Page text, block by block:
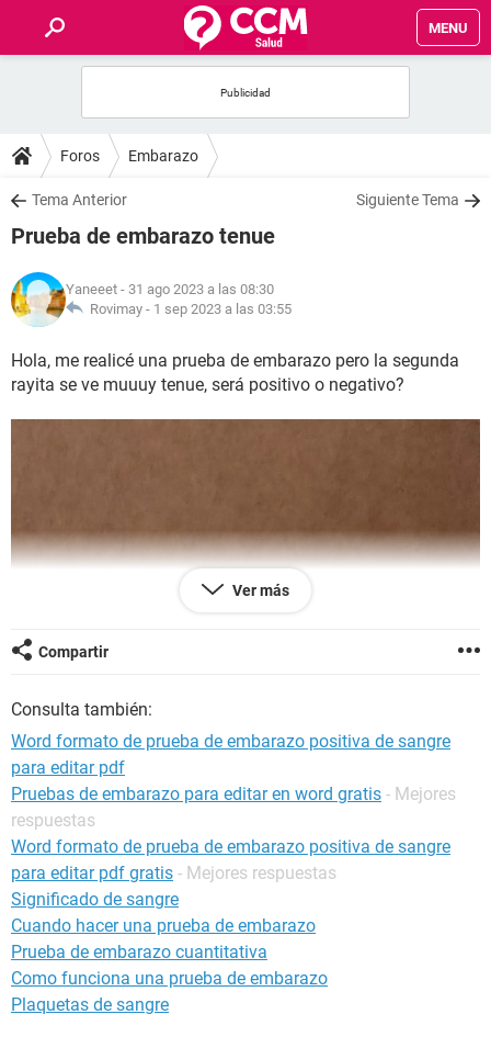
MENU
FOROS
SALUD
NUTRICIÓN
BIENESTAR
SEXUALIDAD
Foros Embarazo
Tema Anterior Siguiente Tema
Prueba de embarazo tenue
Yaneeet - 31 ago 2023 a las 08:30
Rovimay - 1 sep 2023 a las 03:55
Hola, me realicé una prueba de embarazo pero la segunda
rayita se ve muuuy tenue, será positivo o negativo?
Ver más
Compartir
Consulta también:
Word formato de prueba de embarazo positiva de sangre
para editar pdf
Pruebas de embarazo para editar en word gratis - Mejores
respuestas
Word formato de prueba de embarazo positiva de sangre
para editar pdf gratis - Mejores respuestas
Significado de sangre
Cuando hacer una prueba de embarazo
Prueba de embarazo cuantitativa
Como funciona una prueba de embarazo
Plaquetas de sangre